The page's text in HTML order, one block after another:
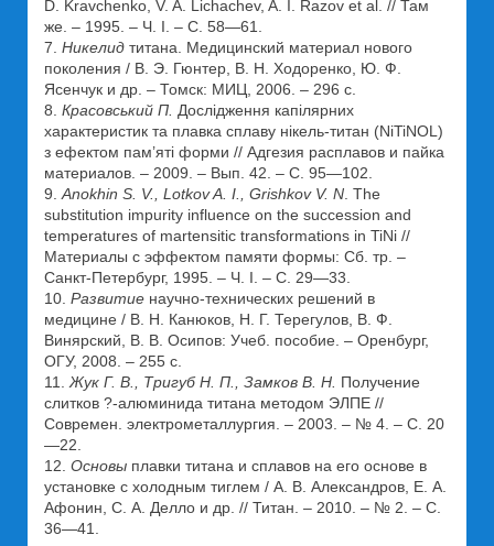
D. Kravchenko, V. A. Lichachev, A. I. Razov et al. // Там
же. – 1995. – Ч. I. – С. 58—61.
7. Никелид титана. Медицинский материал нового
поколения / В. Э. Гюнтер, В. Н. Ходоренко, Ю. Ф.
Ясенчук и др. – Томск: МИЦ, 2006. – 296 с.
8. Красовський П. Дослідження капілярних
характеристик та плавка сплаву нікель-титан (NiTiNOL)
з ефектом пам’яті форми // Адгезия расплавов и пайка
материалов. – 2009. – Вып. 42. – С. 95—102.
9. Anokhin S. V., Lotkov A. I., Grishkov V. N . The
substitution impurity influence on the succession and
temperatures of martensitic transformations in TiNi //
Материалы с эффектом памяти формы: Сб. тр. –
Санкт-Петербург, 1995. – Ч. I. – С. 29—33.
10. Развитие научно-технических решений в
медицине / В. Н. Канюков, Н. Г. Терегулов, В. Ф.
Винярский, В. В. Осипов: Учеб. пособие. – Оренбург,
ОГУ, 2008. – 255 с.
11. Жук Г. В., Тригуб Н. П., Замков В. Н. Получение
слитков ?-алюминида титана методом ЭЛПЕ //
Современ. электрометаллургия. – 2003. – № 4. – С. 20
—22.
12. Основы плавки титана и сплавов на его основе в
установке с холодным тиглем / А. В. Александров, Е. А.
Афонин, С. А. Делло и др. // Титан. – 2010. – № 2. – С.
36—41.